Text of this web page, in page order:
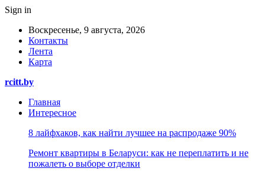
Sign in
Воскресенье, 9 августа, 2026
Контакты
Лента
Карта
rcitt.by
Главная
Интересное
8 лайфхаков, как найти лучшее на распродаже 90%
Ремонт квартиры в Беларуси: как не переплатить и не
пожалеть о выборе отделки